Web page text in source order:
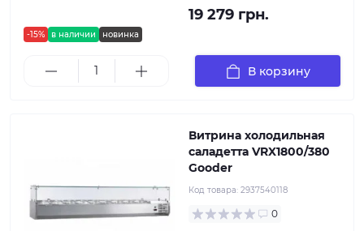
-15% в наличии новинка
19 279 грн.
В корзину
Витрина холодильная
саладетта VRX1800/380
Gooder
Код товара: 2937540118
0